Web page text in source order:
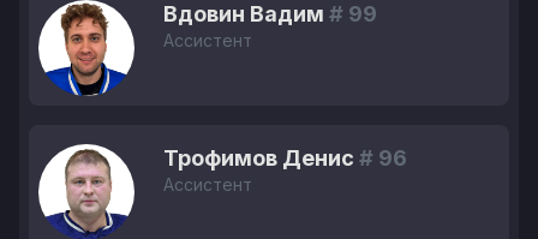
Вдовин Вадим # 99
Ассистент
Трофимов Денис # 96
Ассистент